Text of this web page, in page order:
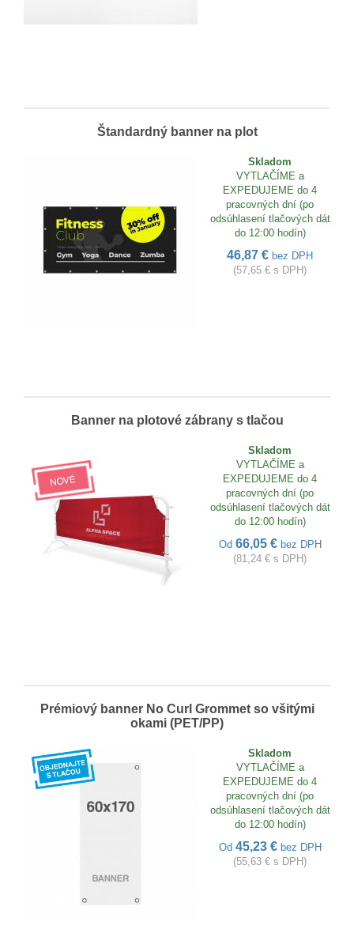
Štandardný banner na plot
Skladom
VYTLAČÍME a
EXPEDUJEME do 4
pracovných dní (po
odsúhlasení tlačových dát
do 12:00 hodín)
46,87 € bez DPH
(57,65 € s DPH)
Banner na plotové zábrany s tlačou
Skladom
VYTLAČÍME a
EXPEDUJEME do 4
pracovných dní (po
odsúhlasení tlačových dát
do 12:00 hodín)
Od 66,05 € bez DPH
(81,24 € s DPH)
Prémiový banner No Curl Grommet so všitými
okami (PET/PP)
Skladom
VYTLAČÍME a
EXPEDUJEME do 4
pracovných dní (po
odsúhlasení tlačových dát
do 12:00 hodín)
Od 45,23 € bez DPH
(55,63 € s DPH)